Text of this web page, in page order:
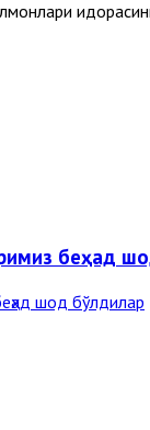
беҳад